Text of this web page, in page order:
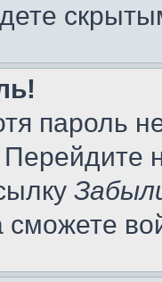
пароль
сможете